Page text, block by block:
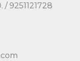
/ 9251121728